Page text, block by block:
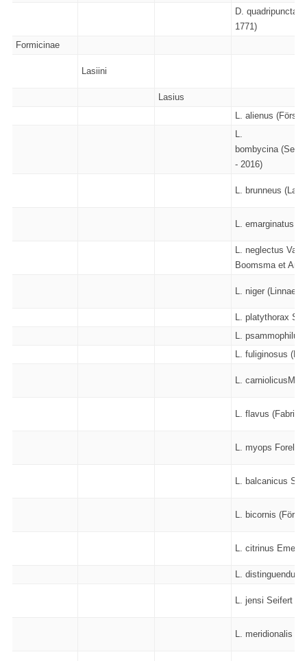
D.
1771)
Formicinae
Lasiini
Lasius
L. alienus
L.
bombycina
- 2016)
L. brunneus
L. emarginatus
L. neglectus Van
Boomsma et
L. niger
L. platythorax
L. psammophilus
L. fuliginosus
L.
L. flavus
L. myops Forel -
L. balcanicus
L. bicornis
L. citrinus Emery
L. distinguendus
L. jensi Seifert -
L. meridionalis